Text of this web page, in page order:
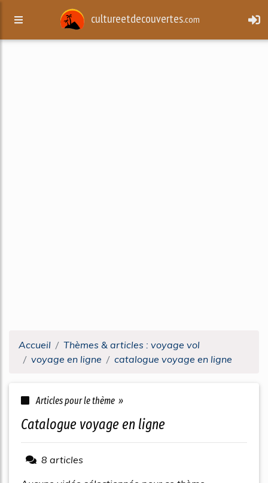
cultureetdecouvertes.com
Accueil
Thèmes & articles : voyage vol
voyage en ligne
catalogue voyage en ligne
Articles pour le thème »
catalogue voyage en ligne
8 articles